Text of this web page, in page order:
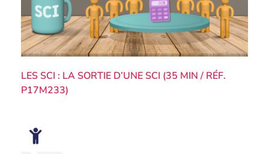
LES SCI : LA SORTIE D’UNE SCI (35 MIN / RÉF.
P17M233)